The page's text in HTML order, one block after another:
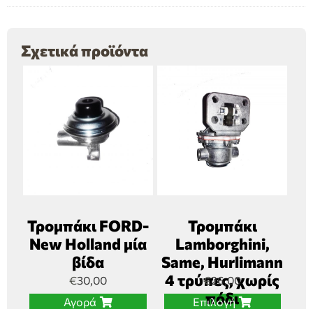
Σχετικά προϊόντα
Τρομπάκι FORD-
New Holland μία
βίδα
€30,00
Αγορά
Τρομπάκι
Lamborghini,
Same, Hurlimann
4 τρύπες, χωρίς
πόδι
€26,00
Επιλογή